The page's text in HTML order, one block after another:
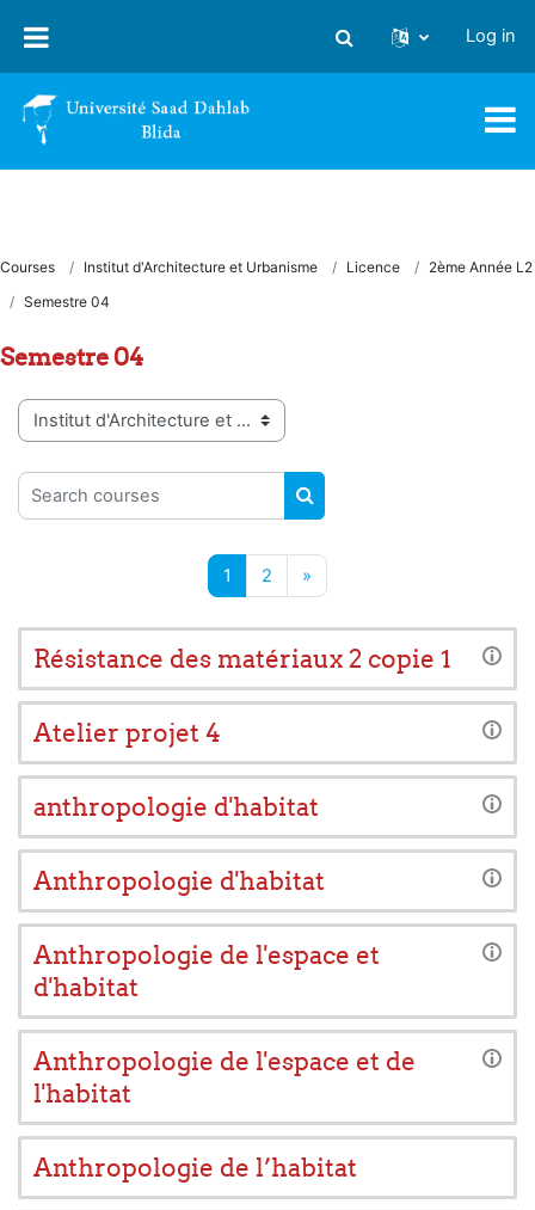
Toggle search input
Log in
Courses Institut d'Architecture et Urbanisme Licence
2ème Année L2
Semestre 04
Semestre 04
Course categories
Search courses
SEARCH COURSES
1 Page 1
2 Page 2
»
Résistance des matériaux 2 copie 1
Atelier projet 4
anthropologie d'habitat
Anthropologie d'habitat
Anthropologie de l'espace et
d'habitat
Anthropologie de l'espace et de
l'habitat
Anthropologie de l’habitat